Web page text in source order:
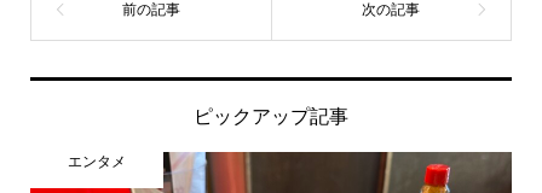
ピックアップ記事
エンタメ